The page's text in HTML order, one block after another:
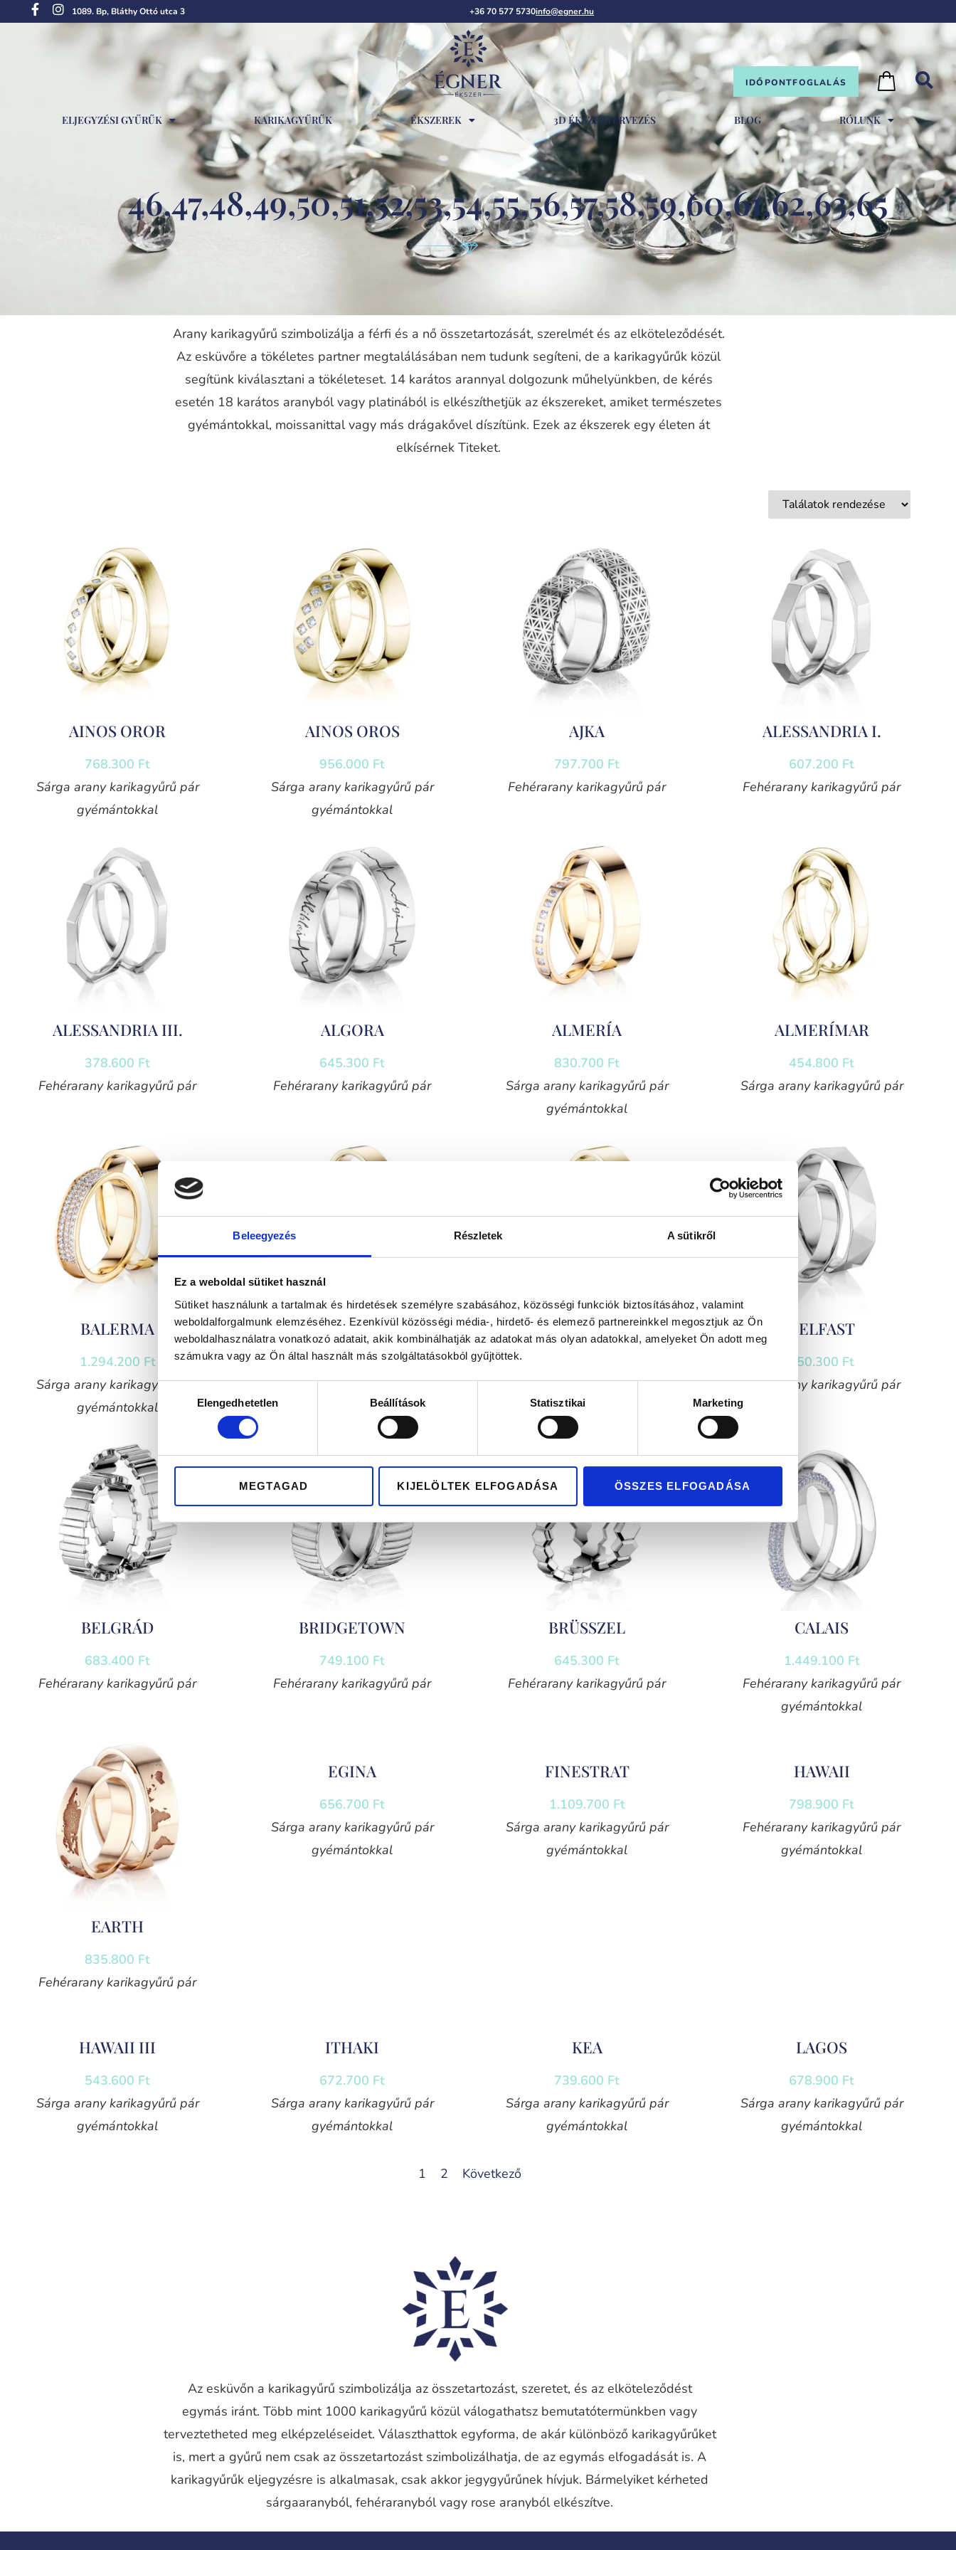
Beleegyezés Részletek A sütikről
Ez a weboldal sütiket használ
Sütiket használunk a tartalmak és hirdetések személyre szabásához, közösségi funkciók biztosításához, valamint
weboldalforgalmunk elemzéséhez. Ezenkívül közösségi média-, hirdető- és elemező partnereinkkel megosztjuk az Ön
weboldalhasználatra vonatkozó adatait, akik kombinálhatják az adatokat más olyan adatokkal, amelyeket Ön adott meg
számukra vagy az Ön által használt más szolgáltatásokból gyűjtöttek.
Hozzájárulás
kiválasztásaElengedhetetlen Beállítások Statisztikai Marketing
MEGTAGAD KIJELÖLTEK ELFOGADÁSA ÖSSZES ELFOGADÁSA
1089. Bp, Bláthy Ottó utca 3 +36 70 577 5730info@egner.hu
IDŐPONTFOGLALÁS
ELJEGYZÉSI GYŰRŰK KARIKAGYŰRŰK ÉKSZEREK 3D ÉKSZERTERVEZÉS BLOG RÓLUNK
46,47,48,49,50,51,52,53,54,55,56,57,58,59,60,61,62,63,65
Arany karikagyűrű szimbolizálja a férfi és a nő összetartozását, szerelmét és az elköteleződését.
Az esküvőre a tökéletes partner megtalálásában nem tudunk segíteni, de a karikagyűrűk közül
segítünk kiválasztani a tökéleteset. 14 karátos arannyal dolgozunk műhelyünkben, de kérés
esetén 18 karátos aranyból vagy platinából is elkészíthetjük az ékszereket, amiket természetes
gyémántokkal, moissanittal vagy más drágakővel díszítünk. Ezek az ékszerek egy életen át
elkísérnek Titeket.
AINOS OROR
768.300 Ft
Sárga arany karikagyűrű pár
gyémántokkal
AINOS OROS
956.000 Ft
Sárga arany karikagyűrű pár
gyémántokkal
AJKA
797.700 Ft
Fehérarany karikagyűrű pár
ALESSANDRIA I.
607.200 Ft
Fehérarany karikagyűrű pár
ALESSANDRIA III.
378.600 Ft
Fehérarany karikagyűrű pár
ALGORA
645.300 Ft
Fehérarany karikagyűrű pár
ALMERÍA
830.700 Ft
Sárga arany karikagyűrű pár
gyémántokkal
ALMERÍMAR
454.800 Ft
Sárga arany karikagyűrű pár
BALERMA
1.294.200 Ft
Sárga arany karikagyűrű pár
gyémántokkal
BALERMA II
1.365.900 Ft
Sárga arany karikagyűrű pár
gyémántokkal
BALERMA III
14 K sárga arany karikagyűrű
pár fekete és...
BELFAST
550.300 Ft
Fehérarany karikagyűrű pár
BELGRÁD
683.400 Ft
Fehérarany karikagyűrű pár
BRIDGETOWN
749.100 Ft
Fehérarany karikagyűrű pár
BRÜSSZEL
645.300 Ft
Fehérarany karikagyűrű pár
CALAIS
1.449.100 Ft
Fehérarany karikagyűrű pár
gyémántokkal
EARTH
835.800 Ft
Fehérarany karikagyűrű pár
EGINA
656.700 Ft
Sárga arany karikagyűrű pár
gyémántokkal
FINESTRAT
1.109.700 Ft
Sárga arany karikagyűrű pár
gyémántokkal
HAWAII
798.900 Ft
Fehérarany karikagyűrű pár
gyémántokkal
HAWAII III
543.600 Ft
Sárga arany karikagyűrű pár
gyémántokkal
ITHAKI
672.700 Ft
Sárga arany karikagyűrű pár
gyémántokkal
KEA
739.600 Ft
Sárga arany karikagyűrű pár
gyémántokkal
LAGOS
678.900 Ft
Sárga arany karikagyűrű pár
gyémántokkal
1 2 Következő
Az esküvőn a karikagyűrű szimbolizálja az összetartozást, szeretet, és az elköteleződést
egymás iránt. Több mint 1000 karikagyűrű közül válogathatsz bemutatótermünkben vagy
terveztetheted meg elképzeléseidet. Választhattok egyforma, de akár különböző karikagyűrűket
is, mert a gyűrű nem csak az összetartozást szimbolizálhatja, de az egymás elfogadását is. A
karikagyűrűk eljegyzésre is alkalmasak, csak akkor jegygyűrűnek hívjuk. Bármelyiket kérheted
sárgaaranyból, fehéraranyból vagy rose aranyból elkészítve.